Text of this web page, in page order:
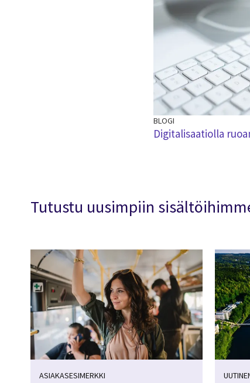
BLOGI
Digitalisaatiolla
Tutustu uusimpiin
ASIAKASESIMERKKI